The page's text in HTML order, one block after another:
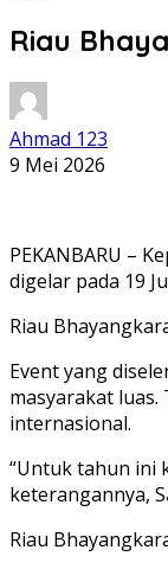
Riau
Ahmad 123
9 Mei 2026
PEKANBARU –
digelar pada 19
Riau
Event yang
masyarakat
internasional.
“Untuk tahun ini
keterangannya,
Riau